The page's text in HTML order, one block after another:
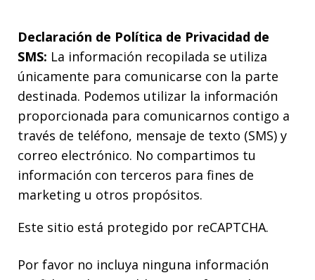
Declaración de Política de Privacidad de
SMS: La información recopilada se utiliza
únicamente para comunicarse con la parte
destinada. Podemos utilizar la información
proporcionada para comunicarnos contigo a
través de teléfono, mensaje de texto (SMS) y
correo electrónico. No compartimos tu
información con terceros para fines de
marketing u otros propósitos.
Este sitio está protegido por reCAPTCHA.
Por favor no incluya ninguna información